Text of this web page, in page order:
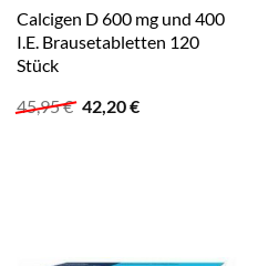
Calcigen D 600 mg und 400
I.E. Brausetabletten 120
Stück
45,95€ Ursprünglicher
42,20€Aktueller